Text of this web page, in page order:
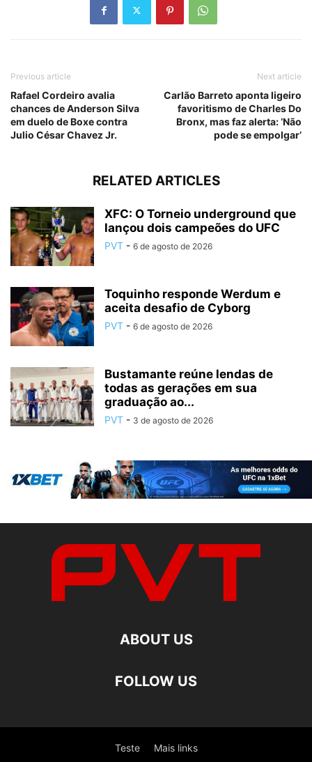
Previous article
Rafael Cordeiro avalia
chances de Anderson Silva
em duelo de Boxe contra
Julio César Chavez Jr.
Next article
Carlão Barreto aponta ligeiro
favoritismo de Charles Do
Bronx, mas faz alerta: ‘Não
pode se empolgar’
RELATED ARTICLES
XFC: O Torneio underground que
lançou dois campeões do UFC
PVT - 6 de agosto de 2026
Toquinho responde Werdum e
aceita desafio de Cyborg
PVT - 6 de agosto de 2026
Bustamante reúne lendas de
todas as gerações em sua
graduação ao...
PVT - 3 de agosto de 2026
ABOUT US
FOLLOW US
Teste Mais links